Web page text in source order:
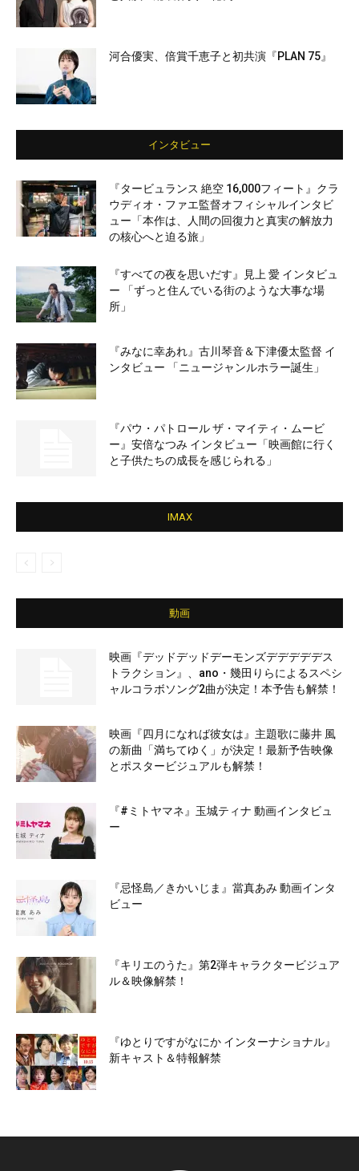
河合優実、倍賞千恵子と初共演『PLAN 75』
インタビュー
『タービュランス 絶空 16,000フィート』クラ
ウディオ・ファエ監督オフィシャルインタビ
ュー「本作は、人間の回復力と真実の解放力
の核心へと迫る旅」
『すべての夜を思いだす』見上 愛 インタビュ
ー 「ずっと住んでいる街のような大事な場
所」
『みなに幸あれ』古川琴音＆下津優太監督 イ
ンタビュー 「ニュージャンルホラー誕生」
『パウ・パトロール ザ・マイティ・ムービ
ー』安倍なつみ インタビュー「映画館に行く
と子供たちの成長を感じられる」
IMAX
動画
映画『デッドデッドデーモンズデデデデデス
トラクション』、ano・幾田りらによるスペシ
ャルコラボソング2曲が決定！本予告も解禁！
映画『四月になれば彼女は』主題歌に藤井 風
の新曲「満ちてゆく」が決定！最新予告映像
とポスタービジュアルも解禁！
『#ミトヤマネ』玉城ティナ 動画インタビュ
ー
『忌怪島／きかいじま』當真あみ 動画インタ
ビュー
『キリエのうた』第2弾キャラクタービジュア
ル＆映像解禁！
『ゆとりですがなにか インターナショナル』
新キャスト＆特報解禁